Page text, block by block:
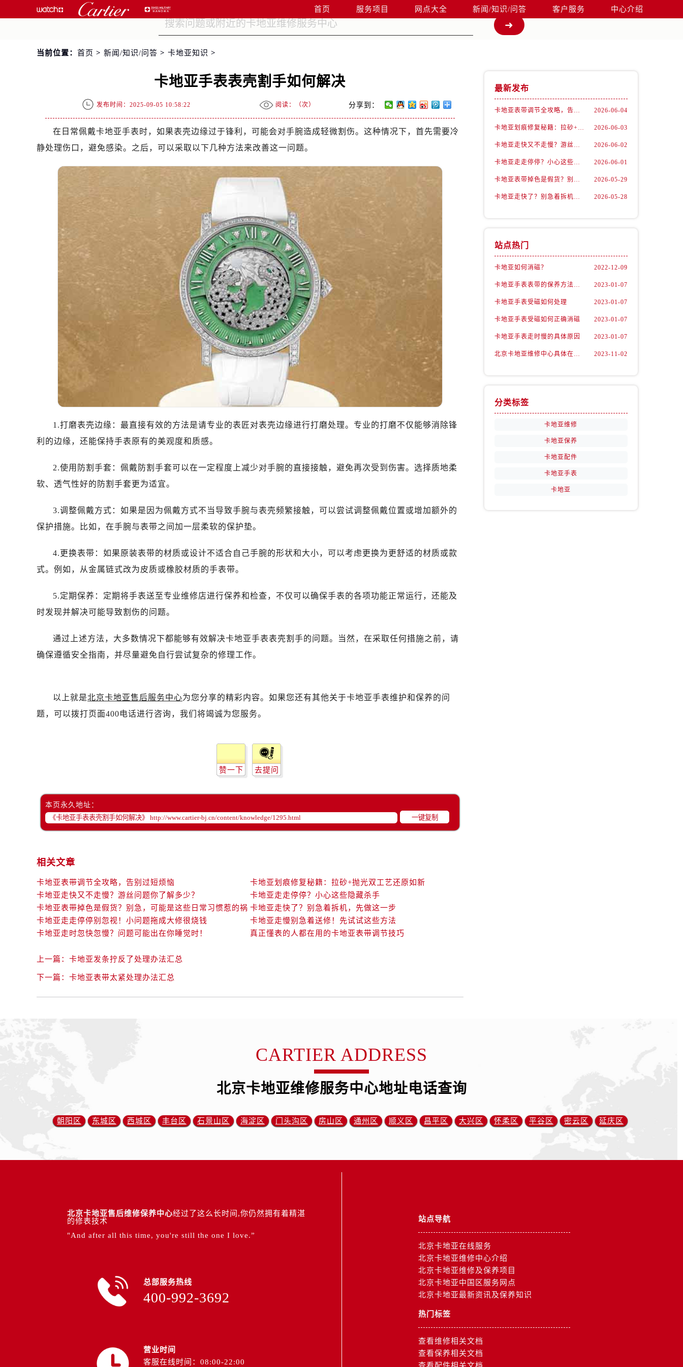
首页 服务项目 网点大全 新闻/知识/问答 客户服务 中心介绍
当前位置： 首页 > 新闻/知识/问答 > 卡地亚知识 >
卡地亚手表表壳割手如何解决
发布时间：2025-09-05 10:58:22 阅读：（次） 分享到：
在日常佩戴卡地亚手表时，如果表壳边缘过于锋利，可能会对手腕造成轻微割伤。这种情况下，首先需要冷
静处理伤口，避免感染。之后，可以采取以下几种方法来改善这一问题。
1.打磨表壳边缘：最直接有效的方法是请专业的表匠对表壳边缘进行打磨处理。专业的打磨不仅能够消除锋
利的边缘，还能保持手表原有的美观度和质感。
2.使用防割手套：佩戴防割手套可以在一定程度上减少对手腕的直接接触，避免再次受到伤害。选择质地柔
软、透气性好的防割手套更为适宜。
3.调整佩戴方式：如果是因为佩戴方式不当导致手腕与表壳频繁接触，可以尝试调整佩戴位置或增加额外的
保护措施。比如，在手腕与表带之间加一层柔软的保护垫。
4.更换表带：如果原装表带的材质或设计不适合自己手腕的形状和大小，可以考虑更换为更舒适的材质或款
式。例如，从金属链式改为皮质或橡胶材质的手表带。
5.定期保养：定期将手表送至专业维修店进行保养和检查，不仅可以确保手表的各项功能正常运行，还能及
时发现并解决可能导致割伤的问题。
通过上述方法，大多数情况下都能够有效解决卡地亚手表表壳割手的问题。当然，在采取任何措施之前，请
确保遵循安全指南，并尽量避免自行尝试复杂的修理工作。
以上就是北京卡地亚售后服务中心为您分享的精彩内容。如果您还有其他关于卡地亚手表维护和保养的问
题，可以拨打页面400电话进行咨询，我们将竭诚为您服务。
赞一下 去提问
本页永久地址：
一键复制
相关文章
卡地亚表带调节全攻略，告别过短烦恼
卡地亚划痕修复秘籍：拉砂+抛光双工艺还原如新
卡地亚走快又不走慢？游丝问题你了解多少？
卡地亚走走停停？小心这些隐藏杀手
卡地亚表带掉色是假货？别急，可能是这些日常习惯惹的祸 卡地亚走快了？别急着拆机，先做这一步
卡地亚走走停停别忽视！小问题拖成大修很烧钱
卡地亚走慢别急着送修！先试试这些方法
卡地亚走时忽快忽慢？问题可能出在你睡觉时！
真正懂表的人都在用的卡地亚表带调节技巧
上一篇： 卡地亚发条拧反了处理办法汇总
下一篇： 卡地亚表带太紧处理办法汇总
最新发布
卡地亚表带调节全攻略，告别过短烦恼 2026-06-04
卡地亚划痕修复秘籍：拉砂+抛光双工艺还原如新 2026-06-03
卡地亚走快又不走慢？游丝问题你了解多少？ 2026-06-02
卡地亚走走停停？小心这些隐藏杀手 2026-06-01
卡地亚表带掉色是假货？别急，可能是这些日常习惯惹的祸 2026-05-29
卡地亚走快了？别急着拆机，先做这一步 2026-05-28
站点热门
卡地亚如何消磁？ 2022-12-09
卡地亚手表表带的保养方法有哪些？ 2023-01-07
卡地亚手表受磁如何处理 2023-01-07
卡地亚手表受磁如何正确消磁 2023-01-07
卡地亚手表走时慢的具体原因 2023-01-07
北京卡地亚维修中心具体在哪里？ 2023-11-02
分类标签
卡地亚维修
卡地亚保养
卡地亚配件
卡地亚手表
卡地亚
CARTIER ADDRESS
北京卡地亚维修服务中心地址电话查询
朝阳区 东城区 西城区 丰台区 石景山区 海淀区 门头沟区 房山区 通州区 顺义区 昌平区 大兴区 怀柔区 平谷区 密云区 延庆区
北京卡地亚售后维修保养中心经过了这么长时间,你仍然拥有着精湛
的修表技术
"And after all this time, you're still the one I love.”
总部服务热线
400-992-3692
营业时间
客服在线时间：08:00-22:00
站点导航
北京卡地亚在线服务
北京卡地亚维修中心介绍
北京卡地亚维修及保养项目
北京卡地亚中国区服务网点
北京卡地亚最新资讯及保养知识
热门标签
查看维修相关文档
查看保养相关文档
查看配件相关文档